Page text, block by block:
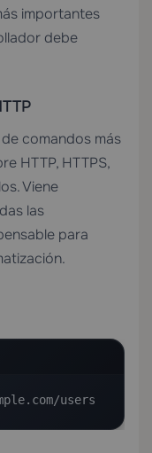
importantes
debe
comandos más
HTTP, HTTPS,
Viene
las
para
users